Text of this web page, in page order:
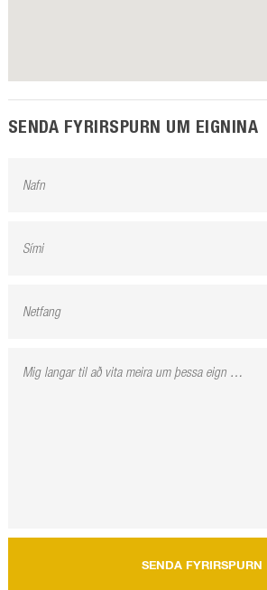
SENDA FYRIRSPURN UM EIGNINA
SENDA FYRIRSPURN